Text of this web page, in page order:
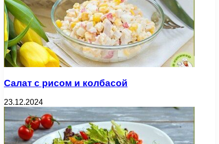
Салат с рисом и колбасой
23.12.2024